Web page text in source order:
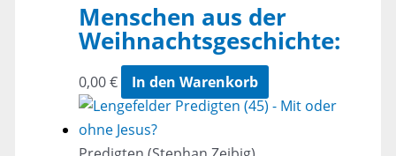
Menschen aus der
Weihnachtsgeschichte:
0,00€ In den Warenkorb